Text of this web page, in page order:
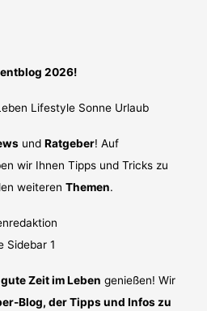
2026!
undRatgeber! Auf
wir Ihnen Tipps und Tricks zu
weiterenThemen.
gute Zeit im Leben genießen! Wir
Blog, der Tipps und Infos zu